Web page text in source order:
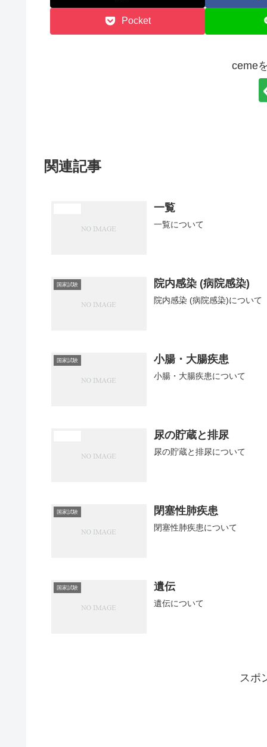
Pocket
ceme
関連記事
一覧
一覧について
国家試験 院内感染 (病院感染)
院内感染 (病院感染)について
国家試験 小腸・大腸疾患
小腸・大腸疾患について
尿の貯蔵と排尿
尿の貯蔵と排尿について
国家試験 閉塞性肺疾患
閉塞性肺疾患について
国家試験 遺伝
遺伝について
スポ